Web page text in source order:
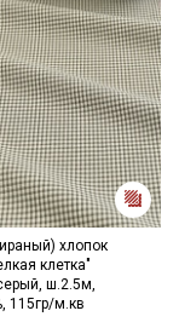
хлопок
клетка"
ш.2.5м,
115гр/м.кв